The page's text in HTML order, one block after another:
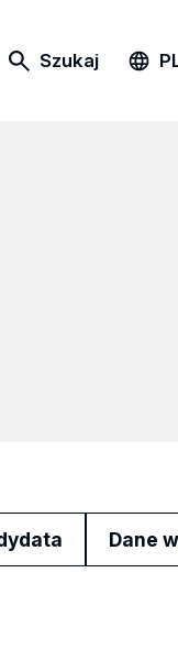
Szukaj
Dane